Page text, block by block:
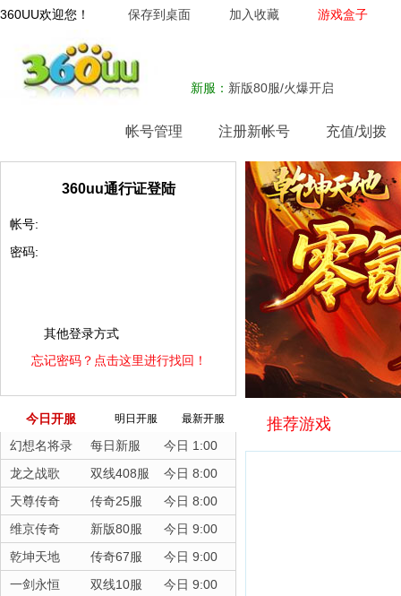
360UU欢迎您！ 保存到桌面 加入收藏 游戏盒子
新服： 新版80服/火爆开启
帐号管理 注册新帐号 充值/划拨
360uu通行证登陆
帐号:
密码:
其他登录方式
忘记密码？点击这里进行找回！
今日开服 明日开服 最新开服
幻想名将录 每日新服
今日 1:00
龙之战歌
双线408服
今日 8:00
天尊传奇
传奇25服
今日 8:00
维京传奇
新版80服
今日 9:00
乾坤天地
传奇67服
今日 9:00
一剑永恒
双线10服
今日 9:00
推荐游戏